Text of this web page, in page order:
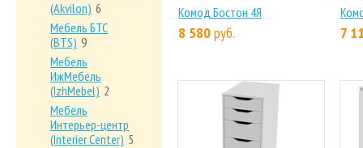
Комод Бостон 4Я
8 580руб. 7
(Akvilon) 6
Мебель БТС
(BTS) 9
Мебель
ИжМебель
(IzhMebel) 2
Мебель
Интерьер-центр
(Interier Center) 5